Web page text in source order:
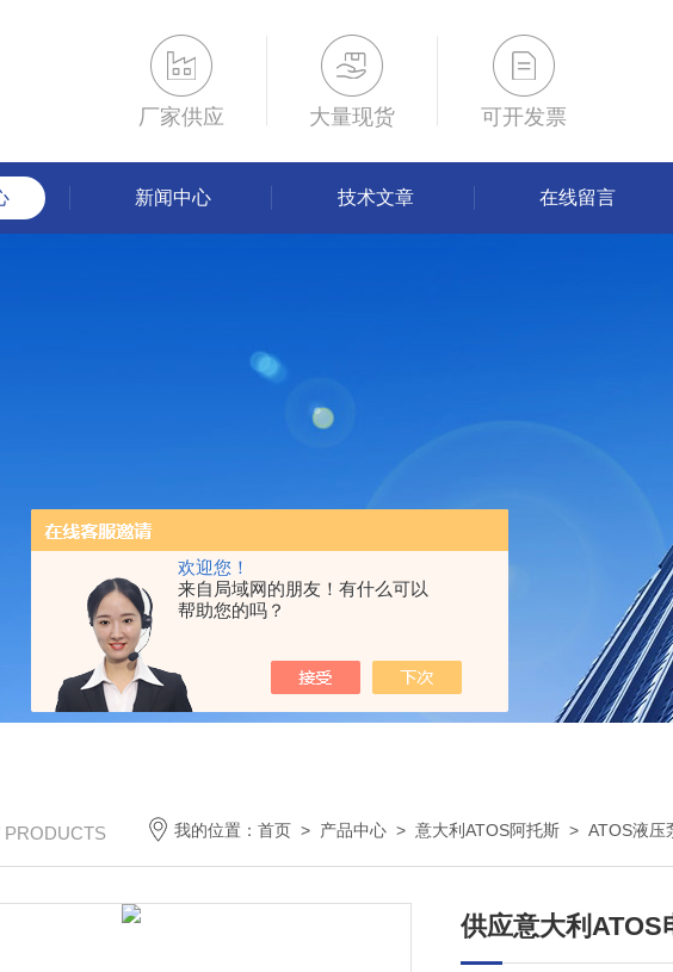
欢迎您！
来自局域网的朋友！有什么可以
帮助您的吗？
厂家供应 大量现货 可开发票
新闻中心 技术文章 在线留言
PRODUCTS 我的位置：首页 > 产品中心 >意大利ATOS阿托斯 >ATOS液压
供应意大利ATOS